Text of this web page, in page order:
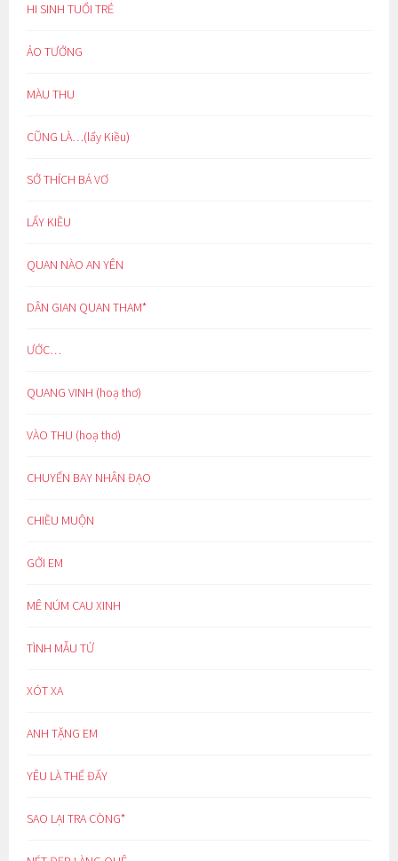
HI SINH TUỔI TRẺ
ẢO TƯỞNG
MÀU THU
CŨNG LÀ…(lẩy Kiều)
SỞ THÍCH BÁ VƠ
LẨY KIỀU
QUAN NÀO AN YÊN
DÂN GIAN QUAN THAM*
ƯỚC…
QUANG VINH (hoạ thơ)
VÀO THU (hoạ thơ)
CHUYẾN BAY NHÂN ĐẠO
CHIỀU MUỘN
GỞI EM
MÊ NÚM CAU XINH
TÌNH MẪU TỬ
XÓT XA
ANH TẶNG EM
YÊU LÀ THẾ ĐẤY
SAO LẠI TRA CÒNG*